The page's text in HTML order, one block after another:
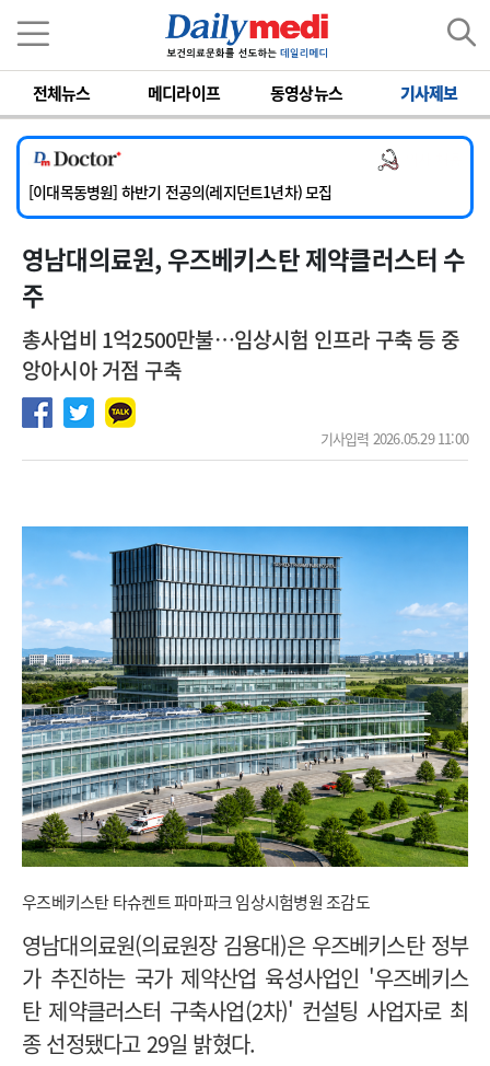
전체뉴스 메디라이프 동영상뉴스 기사제보
[서울아산병원] 2026년 하반기 인턴 모집
[영남대학교의료원] 마취통증의학과 임기제 임상의사 채용
[충남대학교병원] 소아청소년과(소아응급전담) 계약직 의사 공개채용
[동부병원] 계약직(응급의학과 전문의) 직원모집
[이대목동병원] 하반기 전공의(레지던트1년차) 모집
[서울아산병원] 2026년 하반기 인턴 모집
[영남대학교의료원] 마취통증의학과 임기제 임상의사 채용
영남대의료원, 우즈베키스탄 제약클러스터 수
주
총사업비 1억2500만불…임상시험 인프라 구축 등 중
앙아시아 거점 구축
기사입력 2026.05.29 11:00
우즈베키스탄 타슈켄트 파마파크 임상시험병원 조감도
영남대의료원(의료원장 김용대)은 우즈베키스탄 정부
가 추진하는 국가 제약산업 육성사업인 '우즈베키스
탄 제약클러스터 구축사업(2차)' 컨설팅 사업자로 최
종 선정됐다고 29일 밝혔다.